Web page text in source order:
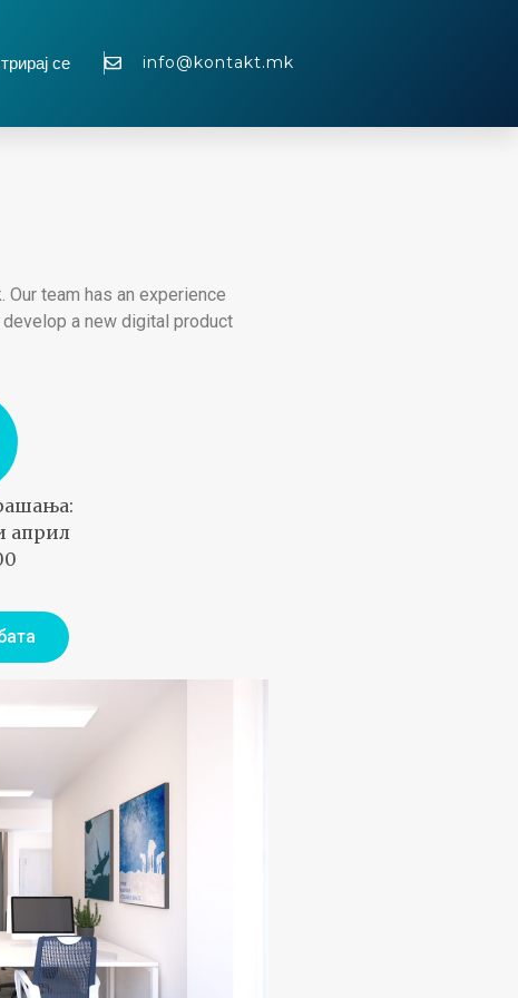
се info@kontakt.mk
team has an experience
a new digital product
април